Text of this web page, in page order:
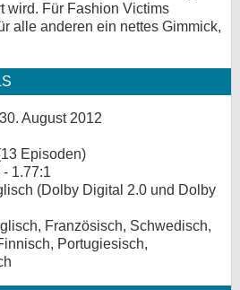
wird. Für Fashion Victims
alle anderen ein nettes Gimmick,
30. August 2012
Episoden)
- 1.77:1
(Dolby Digital 2.0 und Dolby
Französisch, Schwedisch,
Portugiesisch,